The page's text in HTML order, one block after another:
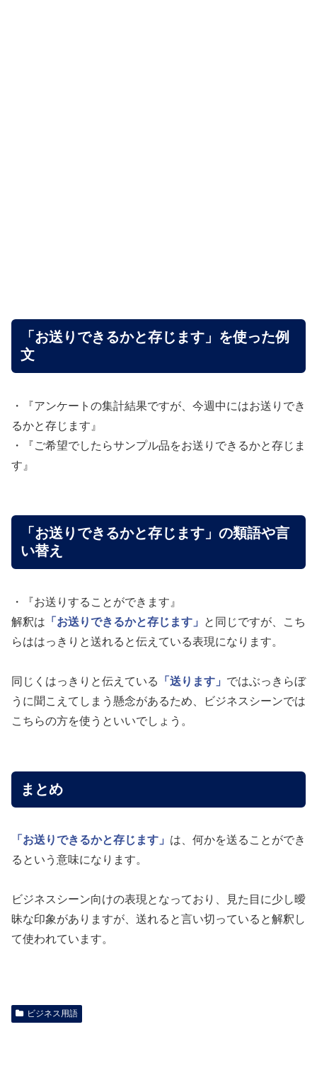
「お送りできるかと存じます」を使った例
文
・『アンケートの集計結果ですが、今週中にはお送りでき
るかと存じます』
・『ご希望でしたらサンプル品をお送りできるかと存じま
す』
「お送りできるかと存じます」の類語や言
い替え
・『お送りすることができます』
解釈は 「お送りできるかと存じます」
と同じですが、こち
らははっきりと送れると伝えている表現になります。
同じくはっきりと伝えている 「送ります」 ではぶっきらぼ
うに聞こえてしまう懸念があるため、ビジネスシーンでは
こちらの方を使うといいでしょう。
まとめ
「お送りできるかと存じます」 は、何かを送ることができ
るという意味になります。
ビジネスシーン向けの表現となっており、見た目に少し曖
昧な印象がありますが、送れると言い切っていると解釈し
て使われています。
ビジネス用語